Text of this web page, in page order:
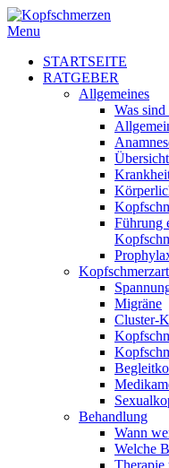
Menu
STARTSEITE
RATGEBER
Allgemeines
Was
Führung
Migräne
Cluster-
Behandlung
Wann
Welche
Therapie